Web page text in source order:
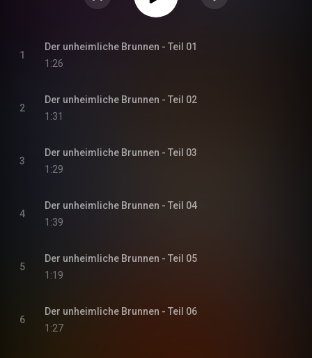
1
Der unheimliche Brunnen - Teil 01
1:26
2
Der unheimliche Brunnen - Teil 02
1:31
3
Der unheimliche Brunnen - Teil 03
1:29
4
Der unheimliche Brunnen - Teil 04
1:39
5
Der unheimliche Brunnen - Teil 05
1:19
6
Der unheimliche Brunnen - Teil 06
1:27